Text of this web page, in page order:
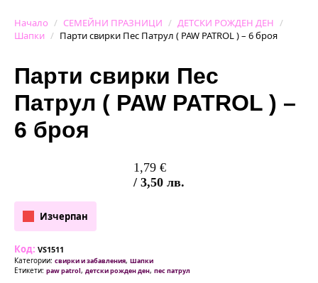
Начало СЕМЕЙНИ ПРАЗНИЦИ
ДЕТСКИ РОЖДЕН ДЕН
Шапки
Парти свирки Пес Патрул ( PAW PATROL ) – 6 броя
Парти свирки Пес
Патрул ( PAW PATROL ) –
6 броя
1,79 €
/ 3,50 лв.
Изчерпан
Код: VS1511
Категории: свирки и забавления, Шапки
Етикети: paw patrol, детски рожден ден, пес патрул